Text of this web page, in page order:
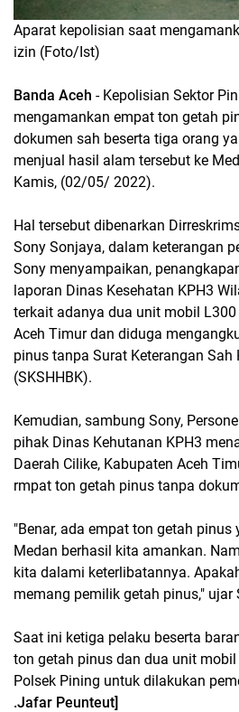
Aparat kepolisian saat
izin (Foto/Ist)
Banda Aceh - Kepolisian Sektor
mengamankan empat ton getah
dokumen sah beserta tiga orang
menjual hasil alam tersebut ke
Kamis, (02/05/ 2022).
Hal tersebut dibenarkan
Sony Sonjaya, dalam keterangan
Sony menyampaikan,
laporan Dinas Kesehatan KPH3
terkait adanya dua unit mobil
Aceh Timur dan diduga
pinus tanpa Surat Keterangan
(SKSHHBK).
Kemudian, sambung Sony,
pihak Dinas Kehutanan KPH3
Daerah Cilike, Kabupaten Aceh
rmpat ton getah pinus tanpa
"Benar, ada empat ton getah
Medan berhasil kita amankan.
kita dalami keterlibatannya.
memang pemilik getah pinus," ujar
Saat ini ketiga pelaku beserta
ton getah pinus dan dua unit
Polsek Pining untuk dilakukan
.Jafar Peunteut]